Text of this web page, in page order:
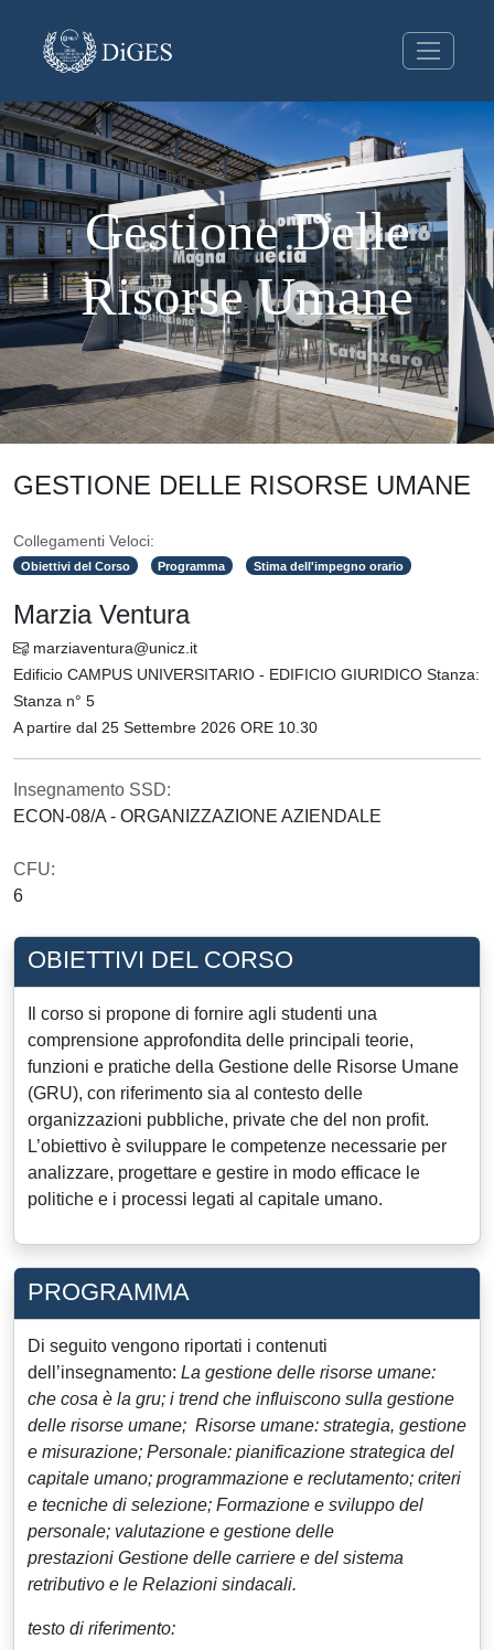
Gestione Delle
Risorse Umane
GESTIONE DELLE RISORSE UMANE
Collegamenti Veloci:
Obiettivi del Corso Programma Stima dell'impegno orario
Marzia Ventura
marziaventura@unicz.it
Edificio CAMPUS UNIVERSITARIO - EDIFICIO GIURIDICO Stanza:
Stanza n° 5
A partire dal 25 Settembre 2026 ORE 10.30
Insegnamento SSD:
ECON-08/A - ORGANIZZAZIONE AZIENDALE
CFU:
6
OBIETTIVI DEL CORSO
Il corso si propone di fornire agli studenti una
comprensione approfondita delle principali teorie,
funzioni e pratiche della Gestione delle Risorse Umane
(GRU), con riferimento sia al contesto delle
organizzazioni pubbliche, private che del non profit.
L’obiettivo è sviluppare le competenze necessarie per
analizzare, progettare e gestire in modo efficace le
politiche e i processi legati al capitale umano.
PROGRAMMA
Di seguito vengono riportati i contenuti
dell’insegnamento: La gestione delle risorse umane:
che cosa è la gru; i trend che influiscono sulla gestione
delle risorse umane; Risorse umane: strategia, gestione
e misurazione; Personale: pianificazione strategica del
capitale umano; programmazione e reclutamento; criteri
e tecniche di selezione; Formazione e sviluppo del
personale; valutazione e gestione delle
prestazioni Gestione delle carriere e del sistema
retributivo e le Relazioni sindacali.
testo di riferimento: